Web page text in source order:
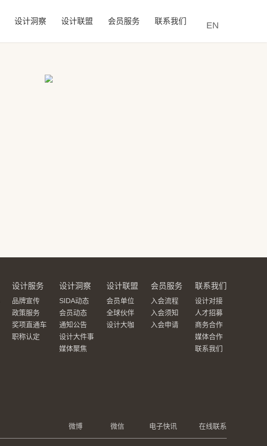
设计洞察 设计联盟 会员服务 联系我们 EN
设计服务
品牌宣传
政策服务
奖项直通车
职称认定
设计洞察
SIDA动态
会员动态
通知公告
设计大件事
媒体聚焦
设计联盟
会员单位
全球伙伴
设计大咖
会员服务
入会流程
入会须知
入会申请
联系我们
设计对接
人才招募
商务合作
媒体合作
联系我们
微博 微信 电子快讯 在线联系